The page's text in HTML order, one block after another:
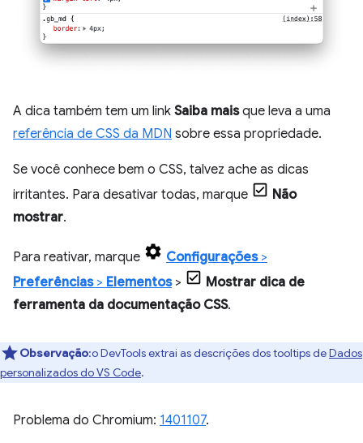
A dica também tem um link Saiba maisque leva a uma
referência de CSS da MDN sobre essa propriedade.
Se você conhece bem o CSS, talvez ache as dicas
irritantes. Para desativar todas, marque
Não
mostrar.
Para reativar, marque Configurações>
Preferências> Elementos>
Mostrar dica de
ferramenta da documentação CSS.
Observação:o DevTools extrai as descrições dos tooltips deDados
personalizados do VS Code.
Problema do Chromium: 1401107.